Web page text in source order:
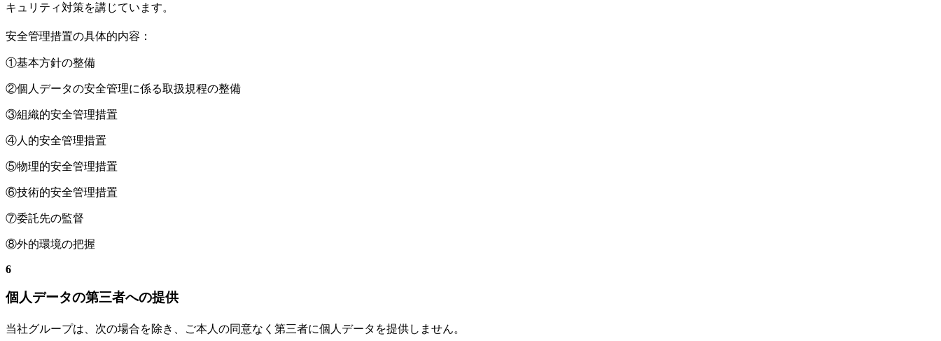
キュリティ対策を講じています。
安全管理措置の具体的内容：
①基本方針の整備
②個人データの安全管理に係る取扱規程の整備
③組織的安全管理措置
④人的安全管理措置
⑤物理的安全管理措置
⑥技術的安全管理措置
⑦委託先の監督
⑧外的環境の把握
6
個人データの第三者への提供
当社グループは、次の場合を除き、ご本人の同意なく第三者に個人データを提供しません。